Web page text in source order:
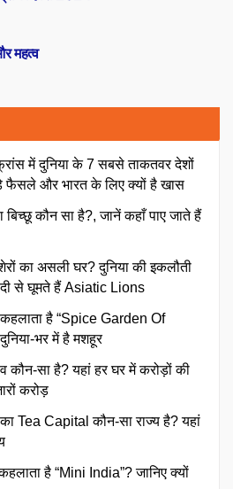
महत्व
में दुनिया के 7 सबसे ताकतवर देशों
फैसले और भारत के लिए क्यों है खास
बिच्छू कौन सा है?, जानें कहाँ पाए जाते हैं
का असली घर? दुनिया की इकलौती
से घूमते हैं Asiatic Lions
कहलाता है “Spice Garden Of
भर में है मशहूर
कौन-सा है? यहां हर घर में करोड़ों की
करोड़
Tea Capital कौन-सा राज्य है? यहां
है “Mini India”? जानिए क्यों